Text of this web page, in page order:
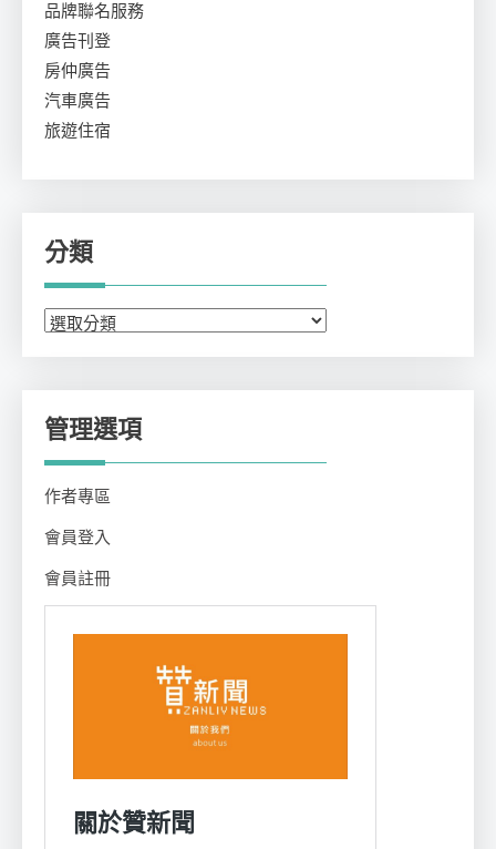
品牌聯名服務
廣告刊登
房仲廣告
汽車廣告
旅遊住宿
分類
分
管理選項
作者專區
會員登入
會員註冊